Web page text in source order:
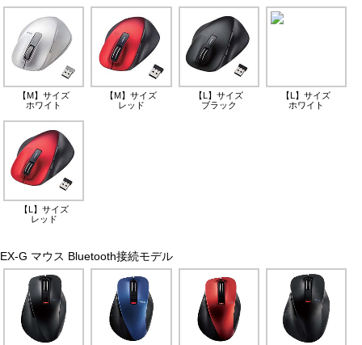
【M】サイズ
ホワイト
【M】サイズ
レッド
【L】サイズ
ブラック
【L】サイズ
ホワイト
【L】サイズ
レッド
EX-G マウス Bluetooth接続モデル